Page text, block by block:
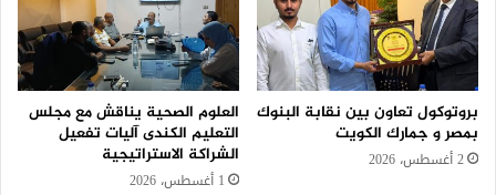
بروتوكول تعاون بين نقابة البنوك
بمصر و جمارك الكويت
2 أغسطس، 2026
العلوم الصحية يناقش مع مجلس
التعليم الكندى آليات تفعيل
الشراكة الاستراتيجية
1 أغسطس، 2026